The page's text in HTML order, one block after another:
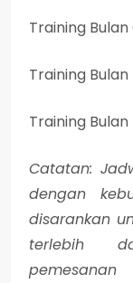
Training
Training
Training
Catatan:
dengan
disarankan
terlebih